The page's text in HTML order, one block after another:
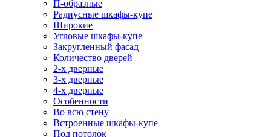
П-образные
Радиусные шкафы-купе
Широкие
Угловые шкафы-купе
Закругленный фасад
Количество дверей
2-х дверные
3-х дверные
4-х дверные
Особенности
Во всю стену
Встроенные шкафы-купе
Под потолок